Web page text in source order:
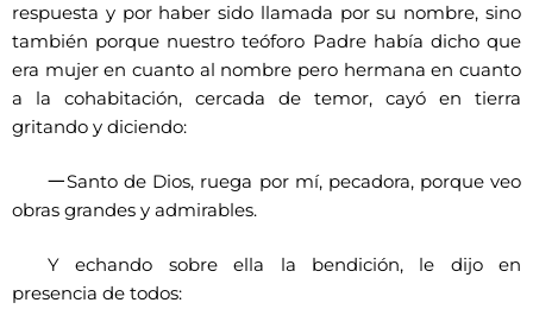
respuesta y por haber sido llamada por su nombre, sino
también porque nuestro teóforo Padre había dicho que
era mujer en cuanto al nombre pero hermana en cuanto
a la cohabitación, cercada de temor, cayó en tierra
gritando y diciendo:
一Santo de Dios, ruega por mí, pecadora, porque veo
obras grandes y admirables.
Y echando sobre ella la bendición, le dijo en
presencia de todos: